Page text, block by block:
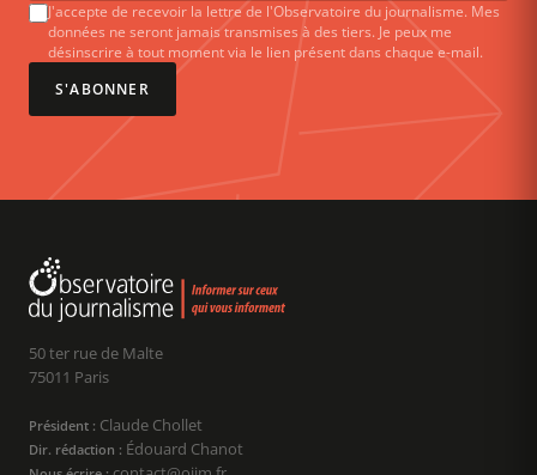
J'accepte de recevoir la lettre de l'Observatoire du journalisme. Mes
données ne seront jamais transmises à des tiers. Je peux me
désinscrire à tout moment via le lien présent dans chaque e-mail.
S'ABONNER
50 ter rue de Malte
75011 Paris
Président : Claude Chollet
Dir. rédaction : Édouard Chanot